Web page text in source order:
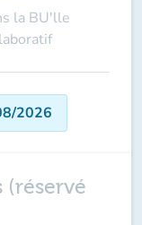
la BU'lle
2026
(réservé